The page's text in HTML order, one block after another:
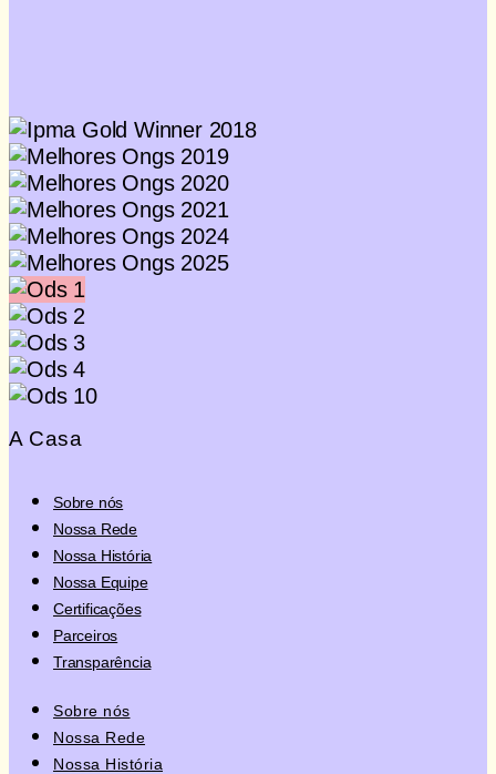
A Casa
Sobre nós
Nossa Rede
Nossa História
Nossa Equipe
Certificações
Parceiros
Transparência
Sobre nós
Nossa Rede
Nossa História